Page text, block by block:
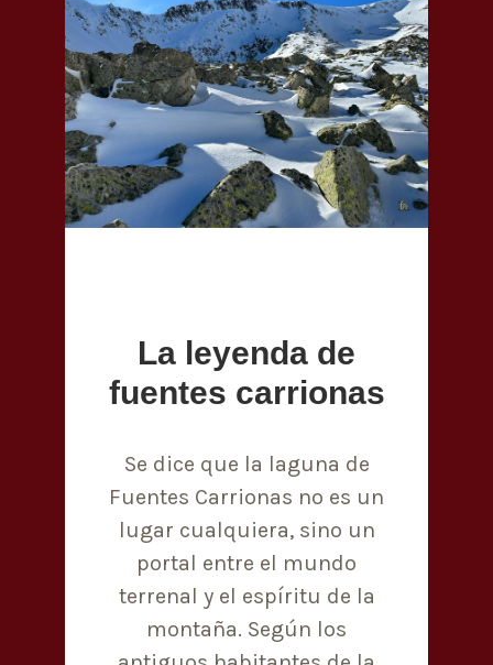
La leyenda de
fuentes carrionas
Se dice que la laguna de
Fuentes Carrionas no es un
lugar cualquiera, sino un
portal entre el mundo
terrenal y el espíritu de la
montaña. Según los